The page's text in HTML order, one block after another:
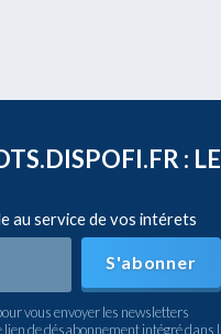
:
au service de vos intérets
S'abonner
vous envoyer les newsletters
de désabonnement intégré dans